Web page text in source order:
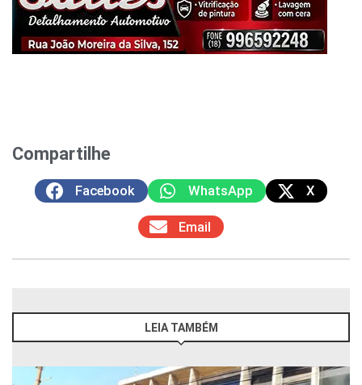
Compartilhe
Facebook WhatsApp X
Email
LEIA TAMBÉM